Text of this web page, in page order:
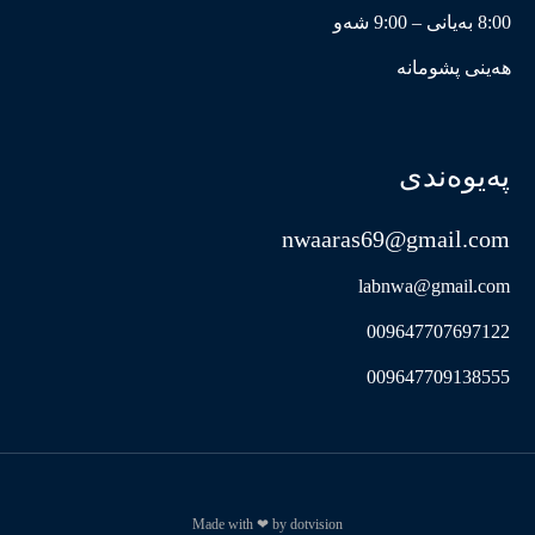
8:00 بەیانی – 9:00 شەو
هەینی پشومانە
پەیوەندی
nwaaras69@gmail.com
labnwa@gmail.com
009647707697122
009647709138555
Made with ❤ by dotvision